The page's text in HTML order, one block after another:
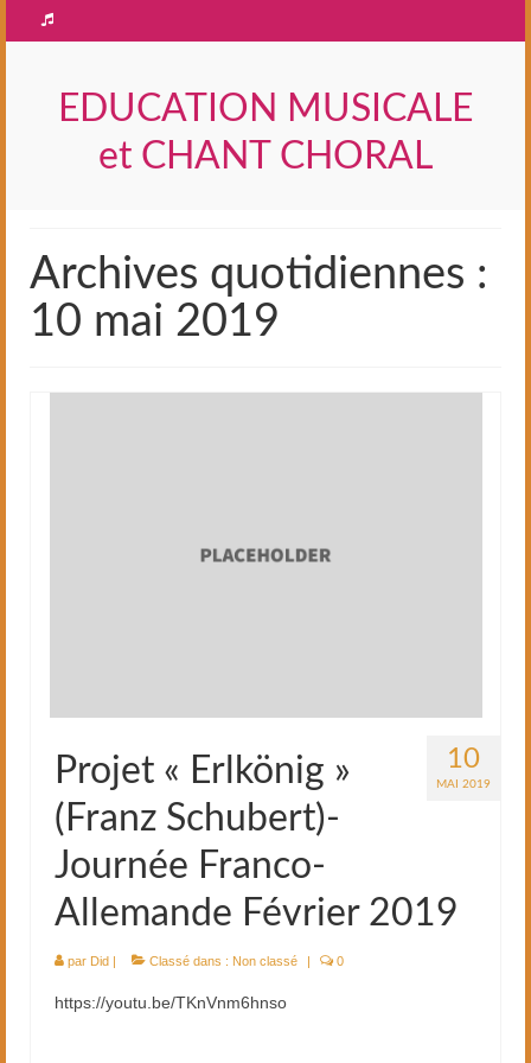
EDUCATION MUSICALE
et CHANT CHORAL
Archives quotidiennes :
10 mai 2019
10
MAI 2019
Projet « Erlkönig »
(Franz Schubert)-
Journée Franco-
Allemande Février 2019
par Did | Classé dans : Non classé | 0
https://youtu.be/TKnVnm6hnso